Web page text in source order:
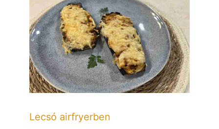
Lecsó airfryerben